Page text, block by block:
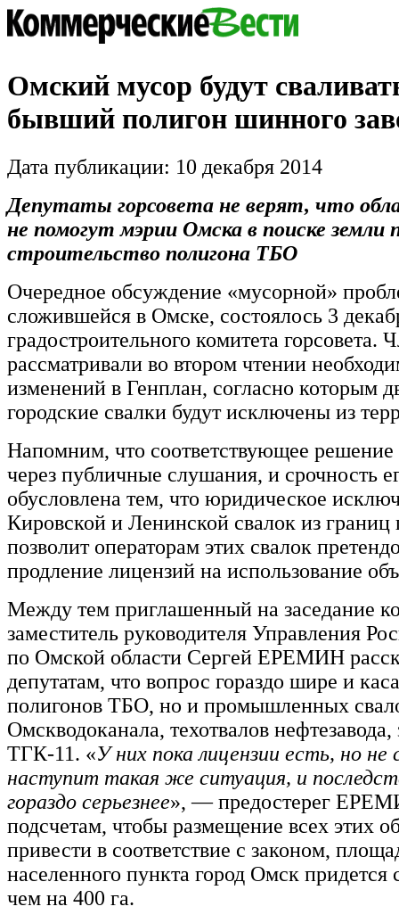
Омский мусор будут
бывший полигон шинного
Дата публикации: 10 декабря 2014
Депутаты горсовета не верят, что
не помогут мэрии Омска в поиске земли
строительство полигона ТБО
Очередное обсуждение «мусорной»
сложившейся в Омске, состоялось 3
градостроительного комитета горсовета.
рассматривали во втором чтении
изменений в Генплан, согласно которым
городские свалки будут исключены из
Напомним, что соответствующее
через публичные слушания, и срочность
обусловлена тем, что юридическое
Кировской и Ленинской свалок из границ
позволит операторам этих свалок
продление лицензий на использование
Между тем приглашенный на заседание
заместитель руководителя Управления
по Омской области Сергей ЕРЕМИН
депутатам, что вопрос гораздо шире и
полигонов ТБО, но и промышленных
Омскводоканала, техотвалов нефтезавода,
ТГК-11. «У них пока лицензии есть, но не
наступит такая же ситуация, и
гораздо серьезнее», — предостерег
подсчетам, чтобы размещение всех этих
привести в соответствие с законом,
населенного пункта город Омск придется
чем на 400 га.